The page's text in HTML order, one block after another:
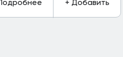
+ Добавить